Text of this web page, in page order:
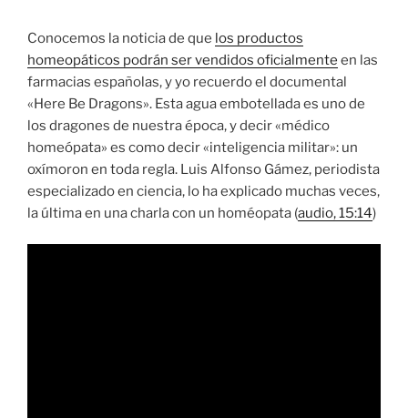
Conocemos la noticia de que los productos
homeopáticos podrán ser vendidos oficialmente en las
farmacias españolas, y yo recuerdo el documental
«Here Be Dragons». Esta agua embotellada es uno de
los dragones de nuestra época, y decir «médico
homeópata» es como decir «inteligencia militar»: un
oxímoron en toda regla. Luis Alfonso Gámez, periodista
especializado en ciencia, lo ha explicado muchas veces,
la última en una charla con un homéopata (audio, 15:14)